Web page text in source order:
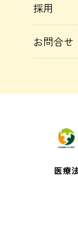
採用
お問合せ
医療